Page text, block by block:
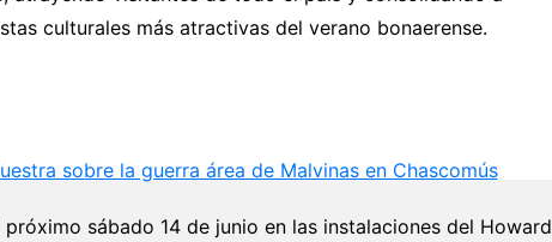
culturales más atractivas del verano bonaerense.
sobre la guerra área de Malvinas en Chascomús
próximo sábado 14 de junio en las instalaciones del Howard